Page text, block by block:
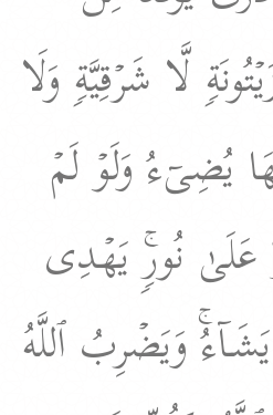
لَّا شَرۡقِیَّةࣲ وَلَا
یُضِیۤءُ وَلَوۡ لَمۡ
عَلَىٰ نُورࣲۚ یَهۡدِی
وَیَضۡرِبُ ٱللَّهُ